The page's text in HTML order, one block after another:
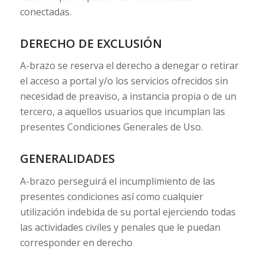
conectadas.
DERECHO DE EXCLUSIÓN
A-brazo se reserva el derecho a denegar o retirar
el acceso a portal y/o los servicios ofrecidos sin
necesidad de preaviso, a instancia propia o de un
tercero, a aquellos usuarios que incumplan las
presentes Condiciones Generales de Uso.
GENERALIDADES
A-brazo perseguirá el incumplimiento de las
presentes condiciones así como cualquier
utilización indebida de su portal ejerciendo todas
las actividades civiles y penales que le puedan
corresponder en derecho